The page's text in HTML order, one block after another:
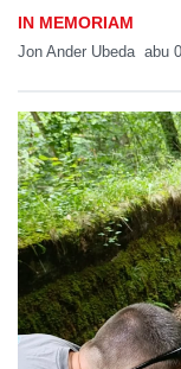
IN MEMORIAM
Jon Ander Ubeda abu